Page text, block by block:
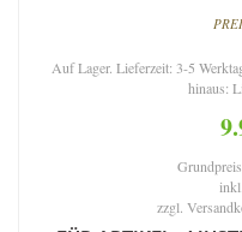
Auf Lager. Lieferzeit: 3-5
hinaus:
zzgl.